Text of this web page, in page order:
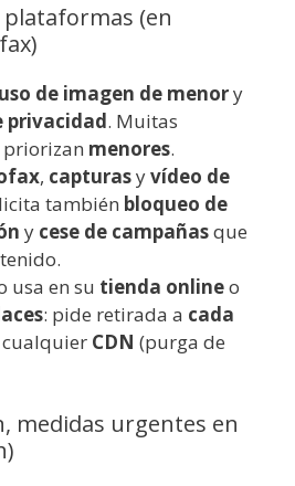
(en
uso de imagen de menory
privacidad. Muitas
menores.
, capturasyvídeo de
también bloqueo de
y cese de campañasque
usa en su tienda onlineo
: pide retirada a cada
cualquier CDN (purga de
medidas urgentes en